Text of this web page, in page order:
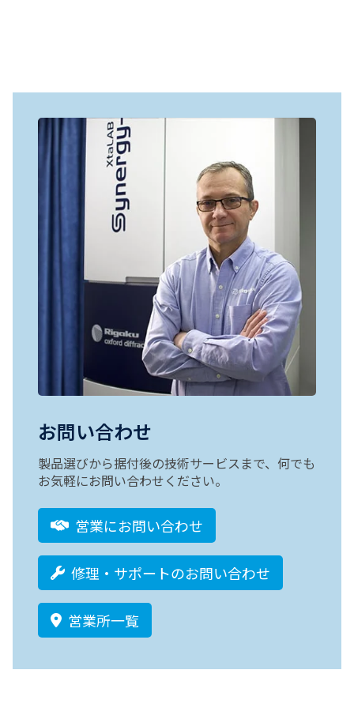
お問い合わせ
製品選びから据付後の技術サービスまで、何でも
お気軽にお問い合わせください。
営業にお問い合わせ
修理・サポートのお問い合わせ
営業所一覧